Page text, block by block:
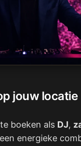
jouw locatie
boeken als DJ,
energieke